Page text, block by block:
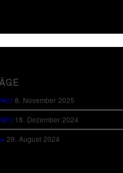
8. November 2025
18. Dezember 2024
29. August 2024